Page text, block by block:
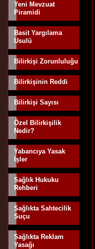
Yeni Mevzuat
Piramidi
Basit Yargılama
Usulü
Bilirkişi Zorunluluğu
Bilirkişinin Reddi
Bilirkişi Sayısı
Özel Bilirkişilik
Nedir?
Yabancıya Yasak
İşler
Sağlık Hukuku
Rehberi
Sağlıkta Sahtecilik
Suçu
Sağlıkta Reklam
Yasağı